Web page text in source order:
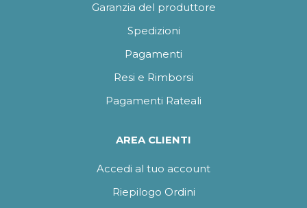
Garanzia del produttore
Spedizioni
Pagamenti
Resi e Rimborsi
Pagamenti Rateali
AREA CLIENTI
Accedi al tuo account
Riepilogo Ordini